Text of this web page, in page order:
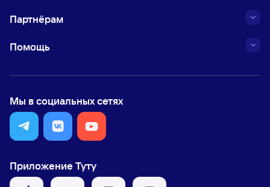
Партнёрам
Помощь
Мы в социальных сетях
Приложение Туту